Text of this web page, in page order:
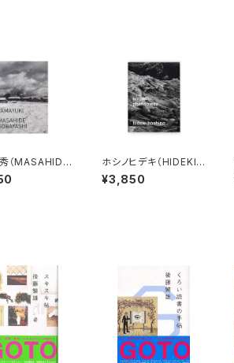
（MASAHIDE
）YAMAY
ホシノヒデキ（HIDEKI
HOSHINO）empathic
phenomena
¥3,850